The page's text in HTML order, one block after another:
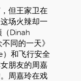
但王家卫在
场火辣却一
Dinah
同的一天》
）和飞行安全
朋友的周嘉
周嘉玲在戏